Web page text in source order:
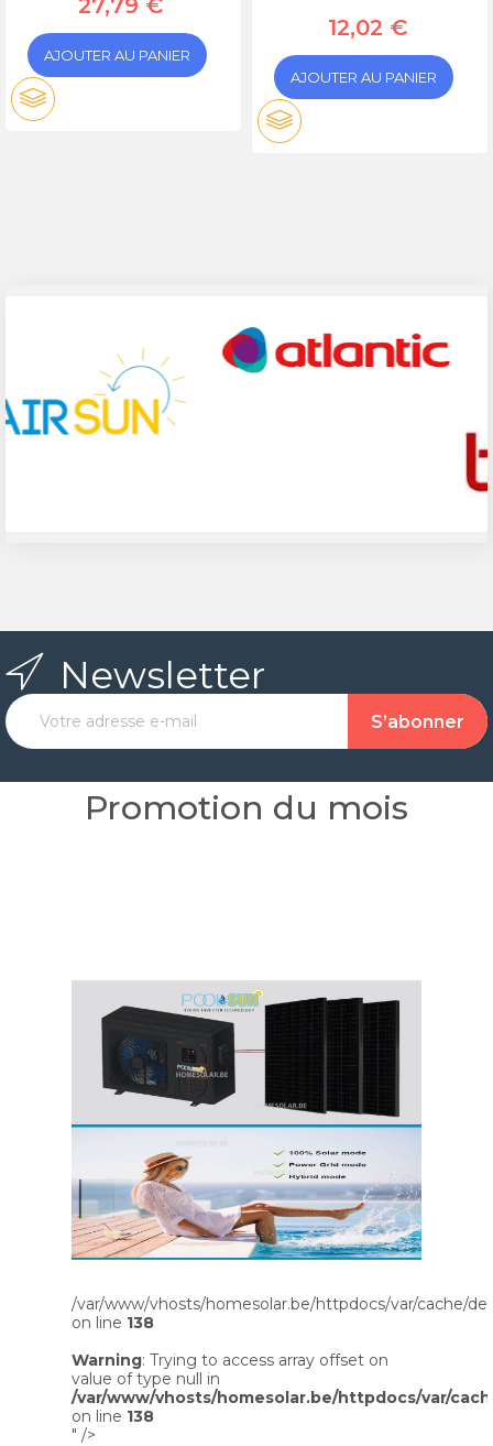
27,79 €
AJOUTER AU PANIER
12,02 €
AJOUTER AU PANIER
Newsletter
Promotion du mois
/var/www/vhosts/homesolar.be/httpdocs/var/cache/
on line 138
Warning: Trying to access array offset on
value of type null in
/var/www/vhosts/homesolar.be/httpdocs/var/
on line 138
" />